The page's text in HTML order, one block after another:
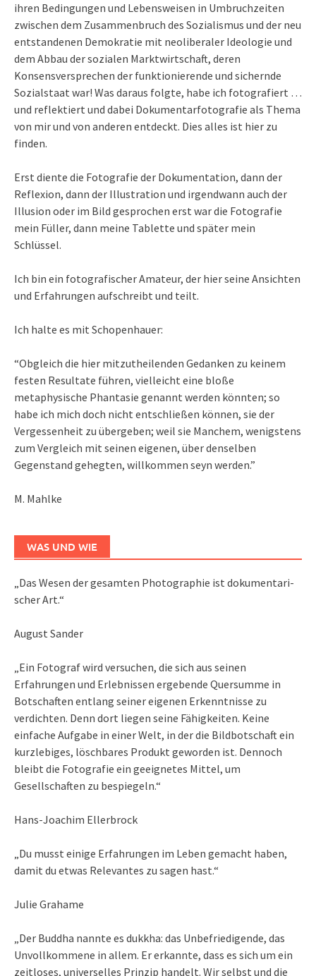
ihren Bedingungen und Lebensweisen in Umbruchzeiten
zwischen dem Zusammenbruch des Sozialismus und der neu
entstandenen Demokratie mit neoliberaler Ideologie und
dem Abbau der sozialen Marktwirtschaft, deren
Konsensversprechen der funktionierende und sichernde
Sozialstaat war! Was daraus folgte, habe ich fotografiert …
und reflektiert und dabei Dokumentarfotografie als Thema
von mir und von anderen entdeckt. Dies alles ist hier zu
finden.
Erst diente die Fotografie der Dokumentation, dann der
Reflexion, dann der Illustration und irgendwann auch der
Illusion oder im Bild gesprochen erst war die Fotografie
mein Füller, dann meine Tablette und später mein
Schlüssel.
Ich bin ein fotografischer Amateur, der hier seine Ansichten
und Erfahrungen aufschreibt und teilt.
Ich halte es mit Schopenhauer:
“Obgleich die hier mitzutheilenden Gedanken zu keinem
festen Resultate führen, vielleicht eine bloße
metaphysische Phantasie genannt werden könnten; so
habe ich mich doch nicht entschließen können, sie der
Vergessenheit zu übergeben; weil sie Manchem, wenigstens
zum Vergleich mit seinen eigenen, über denselben
Gegenstand gehegten, willkommen seyn werden.”
M. Mahlke
WAS UND WIE
„Das We­sen der ge­sam­ten Pho­to­gra­phie ist do­ku­men­ta­ri­
scher Art.“
August Sander
„Ein Fotograf wird versuchen, die sich aus seinen
Erfahrungen und Erlebnissen ergebende Quersumme in
Botschaften entlang seiner eigenen Erkenntnisse zu
verdichten. Denn dort liegen seine Fähigkeiten. Keine
einfache Aufgabe in einer Welt, in der die Bildbotschaft ein
kurzlebiges, löschbares Produkt geworden ist. Dennoch
bleibt die Fotografie ein geeignetes Mittel, um
Gesellschaften zu bespiegeln.“
Hans-Joachim Ellerbrock
„Du musst einige Erfahrungen im Leben gemacht haben,
damit du etwas Relevantes zu sagen hast.“
Julie Grahame
„Der Buddha nannte es dukkha: das Unbefriedigende, das
Unvollkommene in allem. Er erkannte, dass es sich um ein
zeitloses, universelles Prinzip handelt. Wir selbst und die